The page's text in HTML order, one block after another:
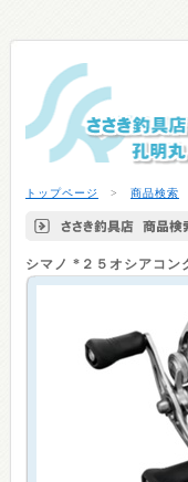
トップページ > 商品検索
シマノ *２５オシアコン